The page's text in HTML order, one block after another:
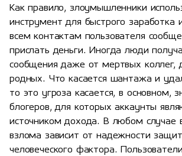
Как правило, злоумышленники
инструмент для быстрого заработка
всем контактам пользователя
прислать деньги. Иногда люди
сообщения даже от мертвых коллег,
родных. Что касается шантажа и
то это угроза касается, в основном,
блогеров, для которых аккаунты
источником дохода. В любом случае
взлома зависит от надежности
человеческого фактора.